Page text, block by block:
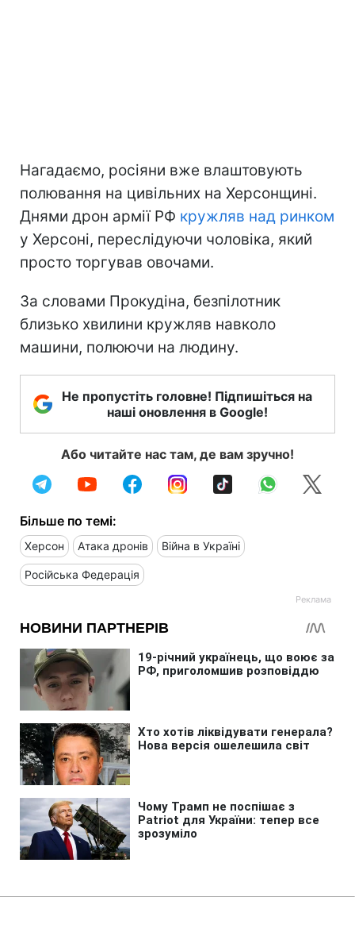
Нагадаємо, росіяни вже влаштовують
полювання на цивільних на Херсонщині.
Днями дрон армії РФ кружляв над ринком
у Херсоні, переслідуючи чоловіка, який
просто торгував овочами.
За словами Прокудіна, безпілотник
близько хвилини кружляв навколо
машини, полюючи на людину.
Не пропустіть головне! Підпишіться на
наші оновлення в Google!
Або читайте нас там, де вам зручно!
Більше по темі:
Херсон Атака дронів Війна в Україні
Російська Федерація